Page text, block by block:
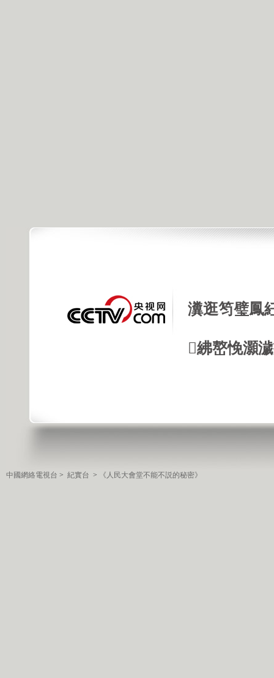
瀵逛笉璧鳳
紼嶅悗灝
中國網絡電視台 > 紀實台 > 《人民大會堂不能不説的秘密》